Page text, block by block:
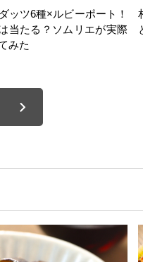
ッツ6種×ルビーポート！
当たる？ソムリエが実際
みた